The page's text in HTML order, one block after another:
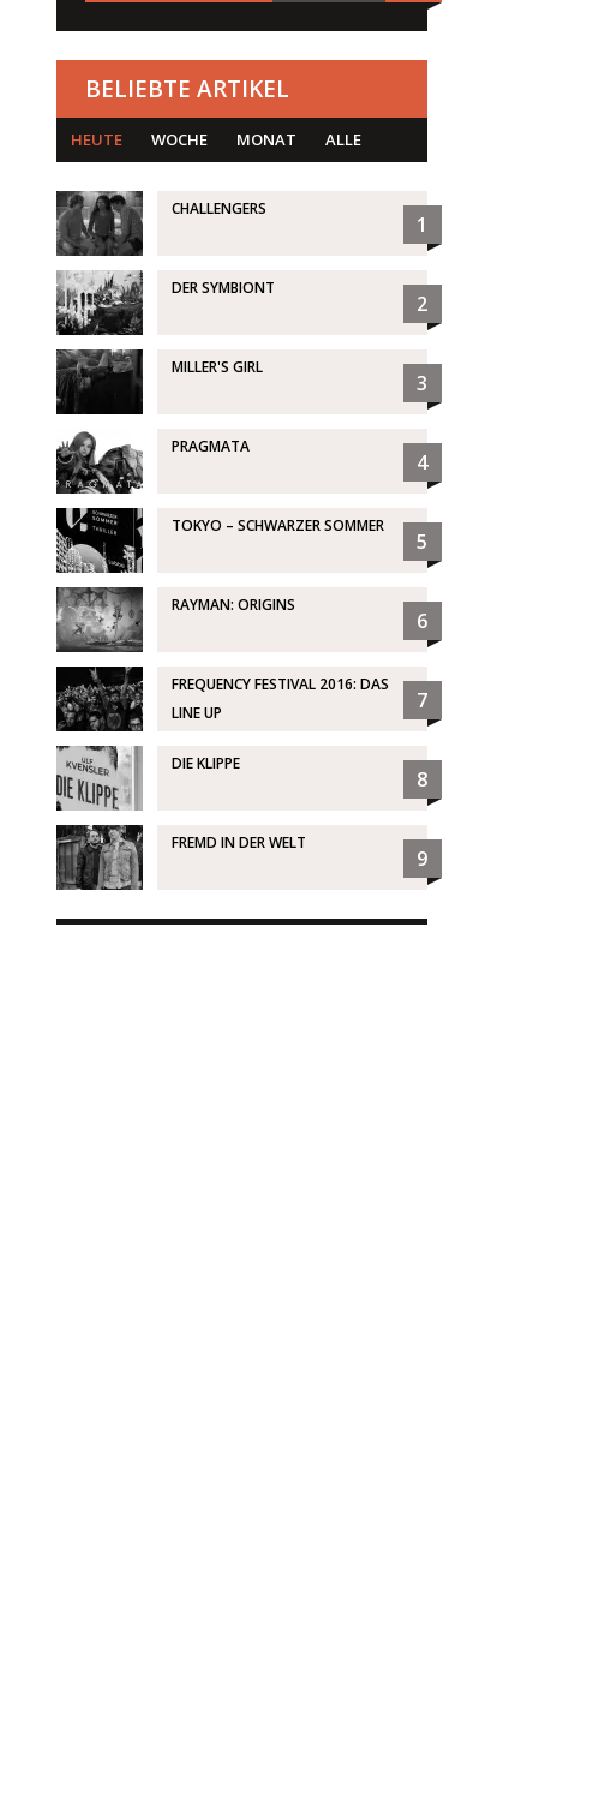
BELIEBTE ARTIKEL
HEUTE WOCHE MONAT ALLE
CHALLENGERS
1
DER SYMBIONT
2
MILLER'S GIRL
3
PRAGMATA
4
TOKYO – SCHWARZER SOMMER
5
RAYMAN: ORIGINS
6
FREQUENCY FESTIVAL 2016: DAS
LINE UP
7
DIE KLIPPE
8
FREMD IN DER WELT
9